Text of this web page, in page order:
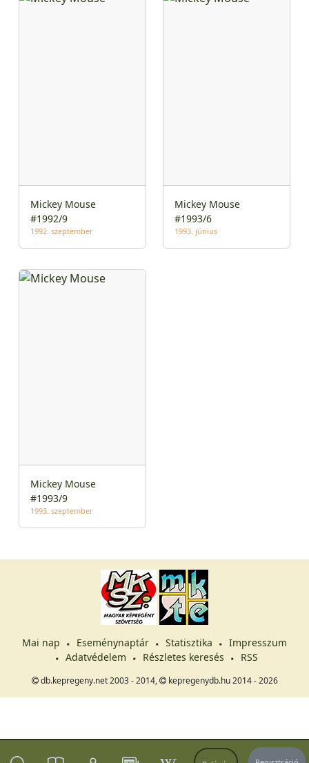
Mickey Mouse
#1992/9
1992. szeptember
Mickey Mouse
#1993/6
1993. június
Mickey Mouse
#1993/9
1993. szeptember
Mai nap Eseménynaptár Statisztika
Impresszum
Adatvédelem
Részletes keresés RSS
db.kepregeny.net 2003 - 2014, kepregenydb.hu 2014 - 2026